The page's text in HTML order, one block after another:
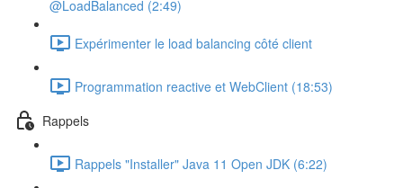
@LoadBalanced (2:49)
Expérimenter le load balancing côté client
Programmation reactive et WebClient (18:53)
Rappels
Rappels "Installer" Java 11 Open JDK (6:22)